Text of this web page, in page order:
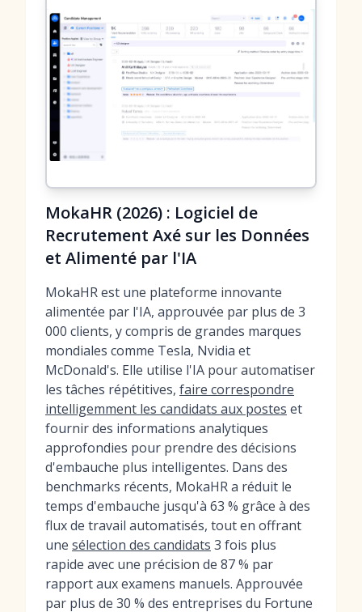
MokaHR (2026) : Logiciel de
Recrutement Axé sur les Données
et Alimenté par l'IA
MokaHR est une plateforme innovante
alimentée par l'IA, approuvée par plus de 3
000 clients, y compris de grandes marques
mondiales comme Tesla, Nvidia et
McDonald's. Elle utilise l'IA pour automatiser
les tâches répétitives, faire correspondre
intelligemment les candidats aux postes et
fournir des informations analytiques
approfondies pour prendre des décisions
d'embauche plus intelligentes. Dans des
benchmarks récents, MokaHR a réduit le
temps d'embauche jusqu'à 63 % grâce à des
flux de travail automatisés, tout en offrant
une sélection des candidats 3 fois plus
rapide avec une précision de 87 % par
rapport aux examens manuels. Approuvée
par plus de 30 % des entreprises du Fortune